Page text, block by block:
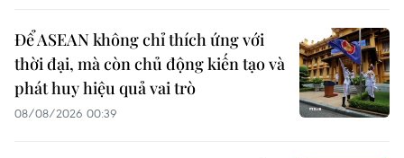
Để ASEAN không chỉ thích ứng với
thời đại, mà còn chủ động kiến tạo và
phát huy hiệu quả vai trò
08/08/2026 00:39